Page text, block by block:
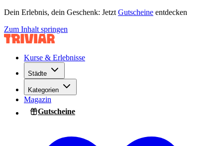
Dein Erlebnis, dein Geschenk: Jetzt Gutscheine entdecken
Zum Inhalt springen
Kurse & Erlebnisse
Städte
Kategorien
Magazin
Gutscheine